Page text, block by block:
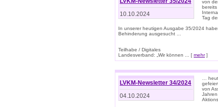
10.10.2024
von
bereits
Tag
In unserer heutigen Ausgabe 35/2024
Behinderung ausgesucht ...
Teilhabe / Digitales
Landesverband: „Wir können ... [ mehr]
LVKM-Newsletter 34/2024
04.10.2024
…
von